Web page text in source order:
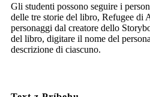
Gli studenti possono seguire i
delle tre storie del libro, Refugee di
personaggi dal creatore dello
del libro, digitare il nome del
descrizione di ciascuno.